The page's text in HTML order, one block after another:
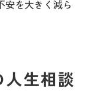
安を大きく減ら
生相談